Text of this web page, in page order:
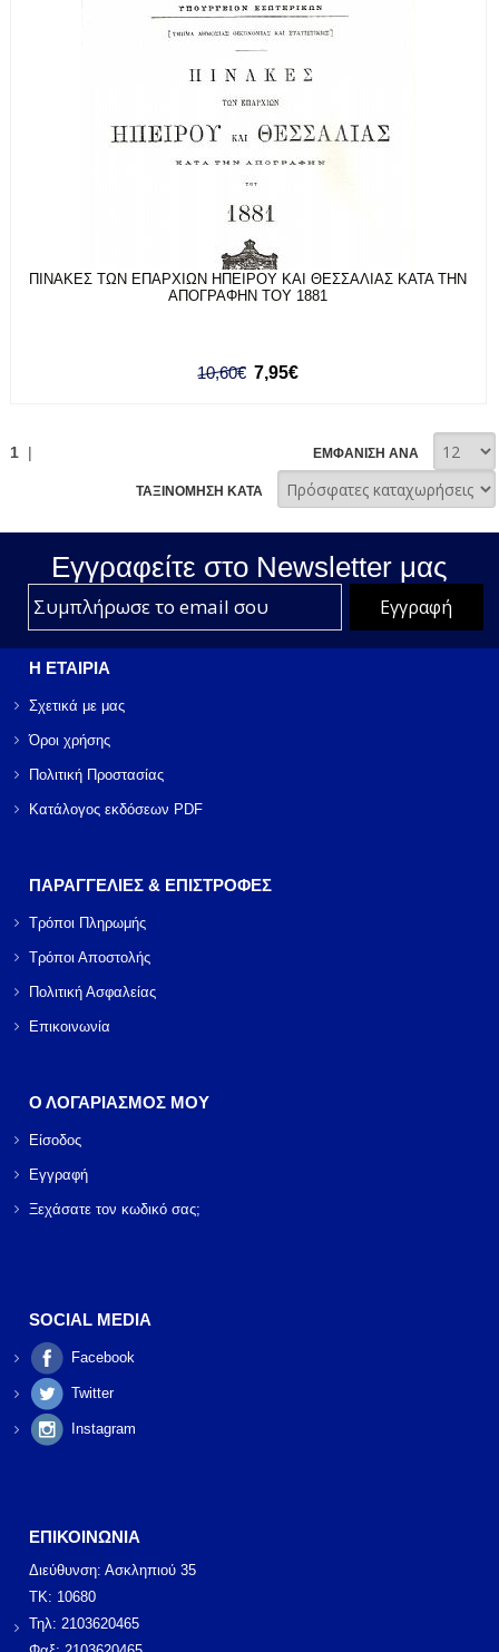
ΠΙΝΑΚΕΣ ΤΩΝ ΕΠΑΡΧΙΩΝ ΗΠΕΙΡΟΥ ΚΑΙ ΘΕΣΣΑΛΙΑΣ ΚΑΤΑ ΤΗΝ
ΑΠΟΓΡΑΦΗΝ ΤΟΥ 1881
10,60€ 7,95€
1| ΕΜΦΑΝΙΣΗ ΑΝΑ
ΤΑΞΙΝΟΜΗΣΗ ΚΑΤΑ
Εγγραφείτε στο Νewsletter μας
Η ΕΤΑΙΡΙΑ
Σχετικά με μας
Όροι χρήσης
Πολιτική Προστασίας
Κατάλογος εκδόσεων PDF
ΠΑΡΑΓΓΕΛΙΕΣ & ΕΠΙΣΤΡΟΦΕΣ
Τρόποι Πληρωμής
Τρόποι Αποστολής
Πολιτική Ασφαλείας
Επικοινωνία
Ο ΛΟΓΑΡΙΑΣΜΟΣ ΜΟΥ
Είσοδος
Εγγραφή
Ξεχάσατε τον κωδικό σας;
SOCIAL MEDIA
Facebook
Twitter
Instagram
ΕΠΙΚΟΙΝΩΝΙΑ
Διεύθυνση: Ασκληπιού 35
ΤΚ: 10680
Τηλ: 2103620465